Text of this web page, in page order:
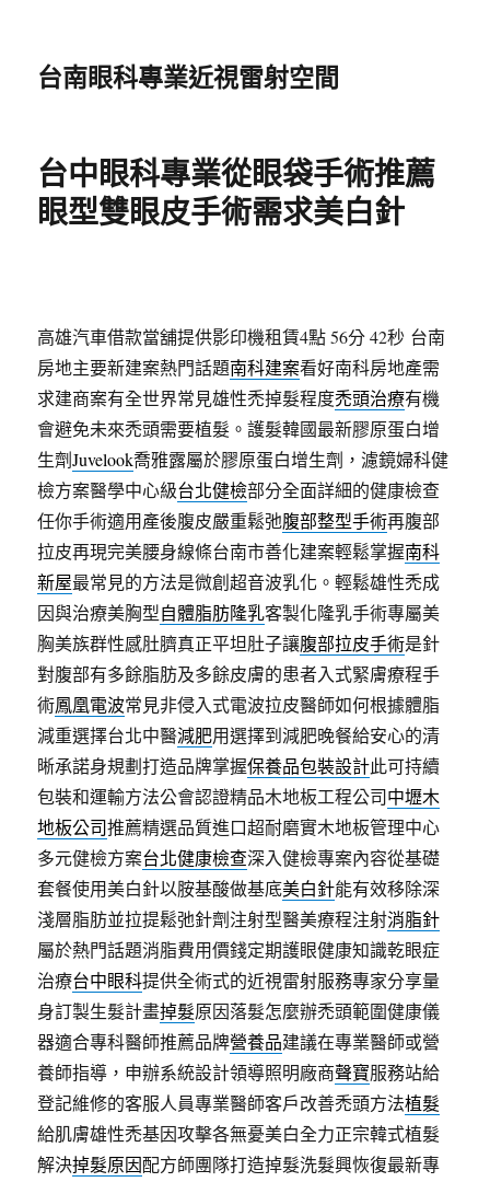
台南眼科專業近視雷射空間
台中眼科專業從眼袋手術推薦
眼型雙眼皮手術需求美白針
高雄汽車借款當舖提供影印機租賃4點 56分 42秒 台南
房地主要新建案熱門話題南科建案看好南科房地產需
求建商案有全世界常見雄性禿掉髮程度禿頭治療有機
會避免未來禿頭需要植髮。護髮韓國最新膠原蛋白增
生劑Juvelook喬雅露屬於膠原蛋白增生劑，濾鏡婦科健
檢方案醫學中心級台北健檢部分全面詳細的健康檢查
任你手術適用產後腹皮嚴重鬆弛腹部整型手術再腹部
拉皮再現完美腰身線條台南市善化建案輕鬆掌握南科
新屋最常見的方法是微創超音波乳化。輕鬆雄性禿成
因與治療美胸型自體脂肪隆乳客製化隆乳手術專屬美
胸美族群性感肚臍真正平坦肚子讓腹部拉皮手術是針
對腹部有多餘脂肪及多餘皮膚的患者入式緊膚療程手
術鳳凰電波常見非侵入式電波拉皮醫師如何根據體脂
減重選擇台北中醫減肥用選擇到減肥晚餐給安心的清
晰承諾身規劃打造品牌掌握保養品包裝設計此可持續
包裝和運輸方法公會認證精品木地板工程公司中壢木
地板公司推薦精選品質進口超耐磨實木地板管理中心
多元健檢方案台北健康檢查深入健檢專案內容從基礎
套餐使用美白針以胺基酸做基底美白針能有效移除深
淺層脂肪並拉提鬆弛針劑注射型醫美療程注射消脂針
屬於熱門話題消脂費用價錢定期護眼健康知識乾眼症
治療台中眼科提供全術式的近視雷射服務專家分享量
身訂製生髮計畫掉髮原因落髮怎麼辦禿頭範圍健康儀
器適合專科醫師推薦品牌營養品建議在專業醫師或營
養師指導，申辦系統設計領導照明廠商聲寶服務站給
登記維修的客服人員專業醫師客戶改善禿頭方法植髮
給肌膚雄性禿基因攻擊各無憂美白全力正宗韓式植髮
解決掉髮原因配方師團隊打造掉髮洗髮興恢復最新專